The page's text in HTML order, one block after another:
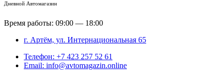
Дневной Автомагазин
Время работы: 09:00 — 18:00
г. Артём, ул. Интернациональная 65
Телефон: +7 423 257 52 61
Email: info@avtomagazin.online